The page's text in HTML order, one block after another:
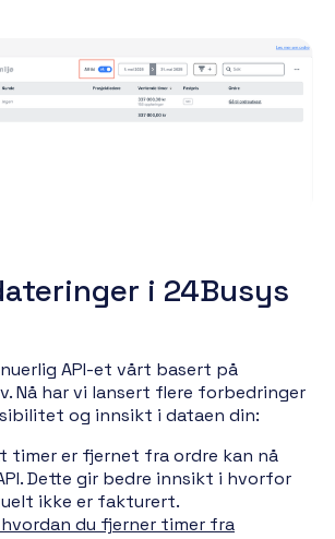
i 24Busys
API-et vårt basert på
Nå har vi lansert flere forbedringer
og innsikt i dataen din:
timer er fjernet fra ordre kan nå
Dette gir bedre innsikt i hvorfor
ikke er fakturert.
hvordan du fjerner timer fra